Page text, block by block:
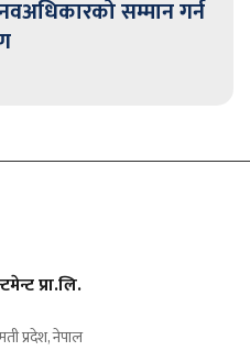
सम्मान गर्न
प्रा.लि.
प्रदेश, नेपाल